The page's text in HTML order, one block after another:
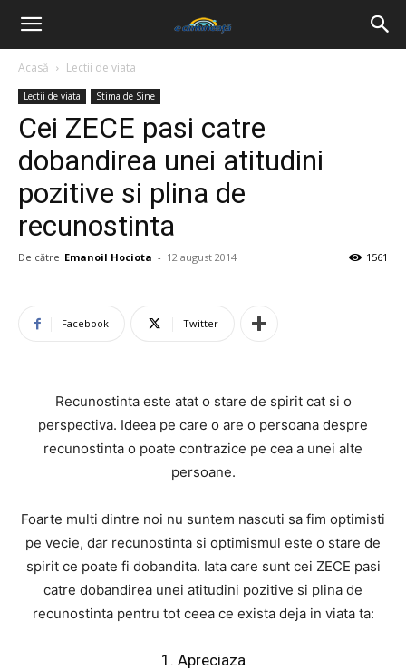
Acasă Lectii de viata
Lectii de viata Stima de Sine
Cei ZECE pasi catre
dobandirea unei atitudini
pozitive si plina de
recunostinta
De către Emanoil Hociota - 12 august 2014 1561
Facebook Twitter
Recunostinta este atat o stare de spirit cat si o
perspectiva. Ideea pe care o are o persoana despre
recunostinta o poate contrazice pe cea a unei alte
persoane.
Foarte multi dintre noi nu suntem nascuti sa fim optimisti
pe vecie, dar recunostinta si optimismul este o stare de
spirit ce poate fi dobandita. Iata care sunt cei ZECE pasi
catre dobandirea unei atitudini pozitive si plina de
recunostinta pentru tot ceea ce exista deja in viata ta:
1. Apreciaza